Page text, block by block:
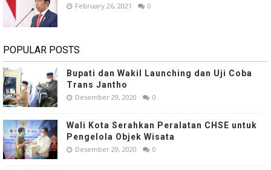
February 26, 2021 0
POPULAR POSTS
Bupati dan Wakil Launching dan Uji Coba
Trans Jantho
Desember 29, 2020 0
Wali Kota Serahkan Peralatan CHSE untuk
Pengelola Objek Wisata
Desember 29, 2020 0